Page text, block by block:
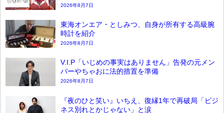
2026年8月7日
東海オンエア・としみつ、自身が所有する高級腕
時計を紹介
2026年8月7日
V.I.P「いじめの事実はありません」告発の元メン
バーやちゃおに法的措置を準備
2026年8月7日
『夜のひと笑い』いちえ、復縁1年で再破局「ビジ
ネス別れとかじゃない」と涙